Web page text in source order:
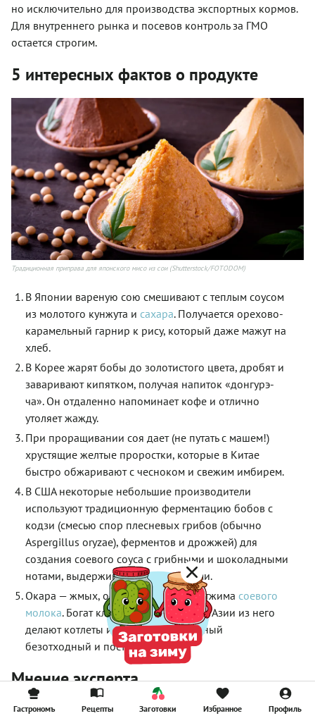
но исключительно для производства экспортных кормов.
Для внутреннего рынка и посевов контроль за ГМО
остается строгим.
5 интересных фактов о продукте
Традиционная приправа для японского мисо из сои (Shutterstock/FOTODOM)
В Японии вареную сою смешивают с теплым соусом
из молотого кунжута и сахара. Получается орехово-
карамельный гарнир к рису, который даже мажут на
хлеб.
В Корее жарят бобы до золотистого цвета, дробят и
заваривают кипятком, получая напиток «донгурэ-
ча». Он отдаленно напоминает кофе и отлично
утоляет жажду.
При проращивании соя дает (не путать с машем!)
хрустящие желтые проростки, которые в Китае
быстро обжаривают с чесноком и свежим имбирем.
В США некоторые небольшие производители
используют традиционную ферментацию бобов с
кодзи (смесью спор плесневых грибов (обычно
Aspergillus oryzae), ферментов и дрожжей) для
создания соевого соуса с грибными и шоколадными
нотами, выдерживая продукт годами.
Окара — жмых, остающийся после отжима соевого
молока. Богат клетчаткой и белком. В Азии из него
делают котлеты и оладьи. Это отличный
безотходный и постный продукт.
Мнение эксперта
Ведущие нутрициологи России сходятся во мнении, что
Гастрономъ Рецепты Заготовки Избранное Профиль